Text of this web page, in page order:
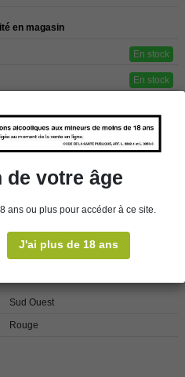
en magasin
En stock
En stock
en France métropolitaine. Pour les
nos magasins de ROSCOFF ou
Sud Ouest
Rouge
votre âge
ans ou plus pour accéder à ce site.
J'ai plus de 18 ans